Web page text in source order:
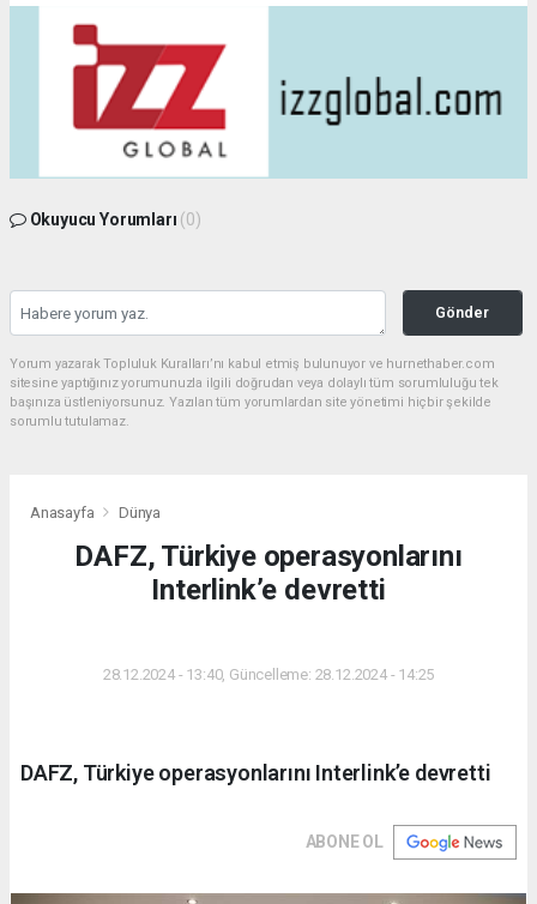
Okuyucu Yorumları (0)
Gönder
Yorum yazarak Topluluk Kuralları’nı kabul etmiş bulunuyor ve hurnethaber.com
sitesine yaptığınız yorumunuzla ilgili doğrudan veya dolaylı tüm sorumluluğu tek
başınıza üstleniyorsunuz. Yazılan tüm yorumlardan site yönetimi hiçbir şekilde
sorumlu tutulamaz.
Anasayfa Dünya
DAFZ, Türkiye operasyonlarını
Interlink’e devretti
28.12.2024 - 13:40, Güncelleme: 28.12.2024 - 14:25
DAFZ, Türkiye operasyonlarını Interlink’e devretti
ABONE OL